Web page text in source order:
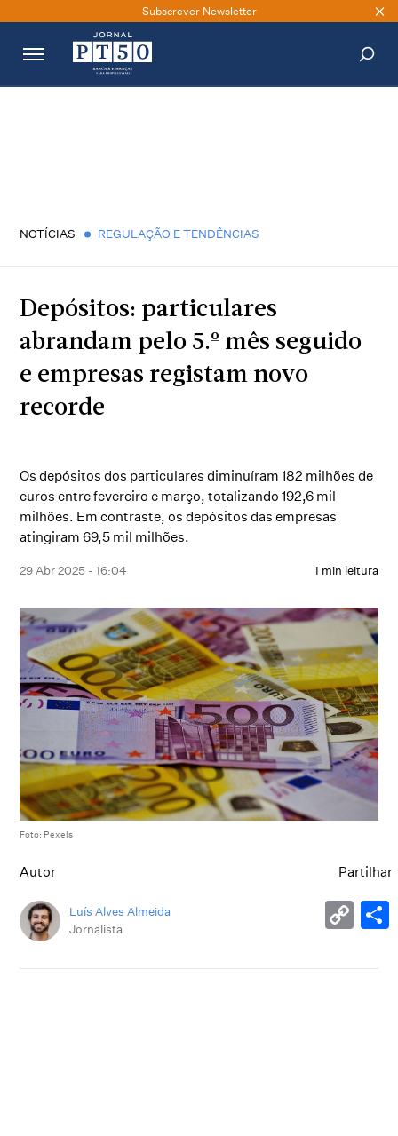
Subscrever Newsletter
NOTÍCIAS REGULAÇÃO E TENDÊNCIAS
Depósitos: particulares
abrandam pelo 5.º mês seguido
e empresas registam novo
recorde
Os depósitos dos particulares diminuíram 182 milhões de
euros entre fevereiro e março, totalizando 192,6 mil
milhões. Em contraste, os depósitos das empresas
atingiram 69,5 mil milhões.
29 Abr 2025 - 16:04 1 min leitura
Foto: Pexels
Autor
Luís Alves Almeida
Jornalista
Partilhar